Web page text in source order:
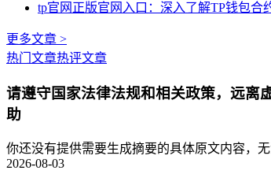
tp官网正版官网入口：深入了解TP钱包合
更多文章 >
热门文章热评文章
请遵守国家法律法规和相关政策，远离
助
你还没有提供需要生成摘要的具体原文内容，
2026-08-03